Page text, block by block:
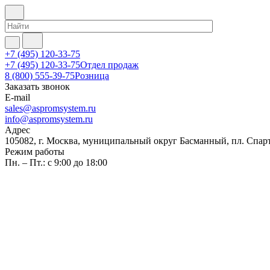
+7 (495) 120-33-75
+7 (495) 120-33-75Отдел продаж
8 (800) 555-39-75Розница
Заказать звонок
E-mail
sales@aspromsystem.ru
info@aspromsystem.ru
Адрес
105082, г. Москва, муниципальный округ Басманный, пл.
Режим работы
Пн. – Пт.: с 9:00 до 18:00